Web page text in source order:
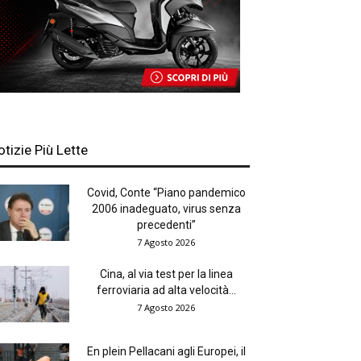
Più Lette
Covid, Conte “Piano pandemico
2006 inadeguato, virus senza
precedenti”
7 Agosto 2026
Cina, al via test per la linea
ferroviaria ad alta velocità...
7 Agosto 2026
En plein Pellacani agli Europei, il